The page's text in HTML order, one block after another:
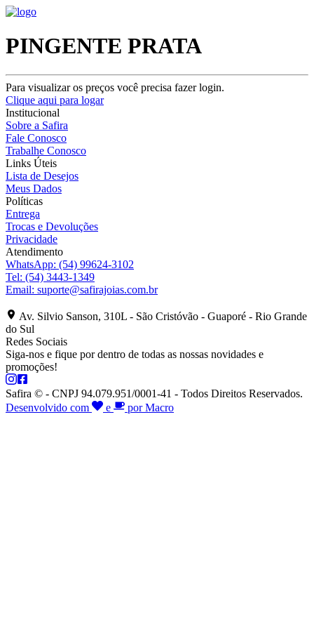
PINGENTE PRATA
Para visualizar os preços você precisa fazer login.
Clique aqui para logar
Institucional
Sobre a Safira
Fale Conosco
Trabalhe Conosco
Links Úteis
Lista de Desejos
Meus Dados
Políticas
Entrega
Trocas e Devoluções
Privacidade
Atendimento
WhatsApp: (54) 99624-3102
Tel: (54) 3443-1349
Email: suporte@safirajoias.com.br
Av. Silvio Sanson, 310L - São Cristóvão - Guaporé - Rio Grande
do Sul
Redes Sociais
Siga-nos e fique por dentro de todas as nossas novidades e
promoções!
Safira © - CNPJ 94.079.951/0001-41 - Todos Direitos Reservados.
Desenvolvido com
e por Macro